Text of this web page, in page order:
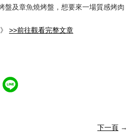
盤及章魚燒烤盤，想要來一場質感烤肉
>>前往觀看完整文章
下一頁 →